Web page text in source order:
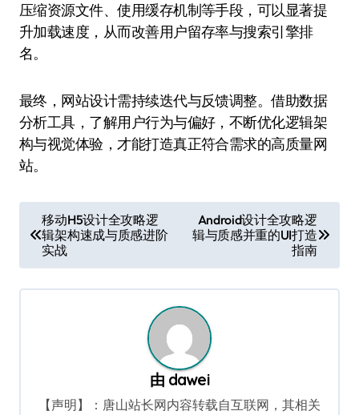
压缩资源文件、使用缓存机制等手段，可以显著提
升加载速度，从而改善用户留存率与搜索引擎排
名。
最终，网站设计需持续迭代与反馈调整。借助数据
分析工具，了解用户行为与偏好，不断优化逻辑架
构与视觉体验，才能打造真正符合需求的高质量网
站。
章
导
航
移动H5设计全攻略逻
辑架构速成与质感进阶
实战
Android设计全攻略逻
辑与质感并重的UI打造
指南
由 dawei
【声明】：唐山站长网内容转载自互联网，其相关